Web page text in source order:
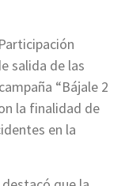
salida de las
“Bájale 2
la finalidad de
en la